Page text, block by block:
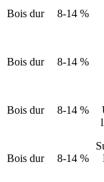
Bois dur 8-14 %
Bois dur 8-14 %
Bois dur 8-14 %
Bois dur 8-14 %